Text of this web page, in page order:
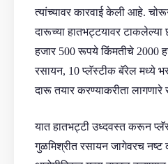
त्यांच्यावर कारवाई केली आहे.
दारूच्या हातभट्टयावर टाकलेल्या
हजार 500 रूपये किंमतीचे 2000
रसायन, 10 प्लॅस्टीक बॅरेल मध्ये
दारू तयार करण्याकरीता लागणारे
यात हातभट्टी उध्दवस्त करून
गुळमिश्रीत रसायन जागेवरच